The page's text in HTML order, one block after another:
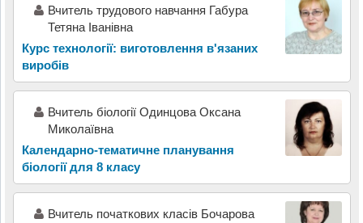
Вчитель трудового навчання Габура
Тетяна Іванівна
Курс технології: виготовлення вʹязаних
виробів
Вчитель біології Одинцова Оксана
Миколаївна
Календарно-тематичне планування
біології для 8 класу
Вчитель початкових класів Бочарова